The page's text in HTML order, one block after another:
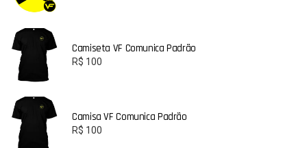
Camiseta VF Comunica Padrão
R$ 100
Camisa VF Comunica Padrão
R$ 100